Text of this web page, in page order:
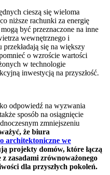
cieszą się wieloma
niższe rachunki za energię
być przeznaczone na inne
wewnętrznego i
się na większy
o wzroście wartości
w technologie
inwestycją na przyszłość.
odpowiedź na wyzwania
sposób na osiągnięcie
zmniejszeniu
że biura
architektoniczne we
projekty domów, które łączą
z zasadami zrównoważonego
dla przyszłych pokoleń.